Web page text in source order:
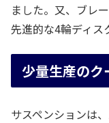
ました。又、ブレ
先進的な4輪ディス
少量生産のク
サスペンションは